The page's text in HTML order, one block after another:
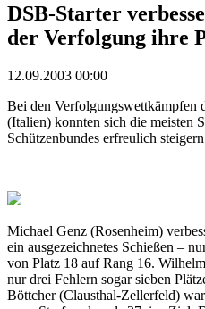
DSB-Starter
der Verfolgung ihre
12.09.2003 00:00
Bei den Verfolgungswettkämpfen
(Italien) konnten sich die meisten
Schützenbundes erfreulich steigern
Michael Genz (Rosenheim)
ein ausgezeichnetes Schießen –
von Platz 18 auf Rang 16.
nur drei Fehlern sogar sieben
Böttcher (Clausthal-Zellerfeld)